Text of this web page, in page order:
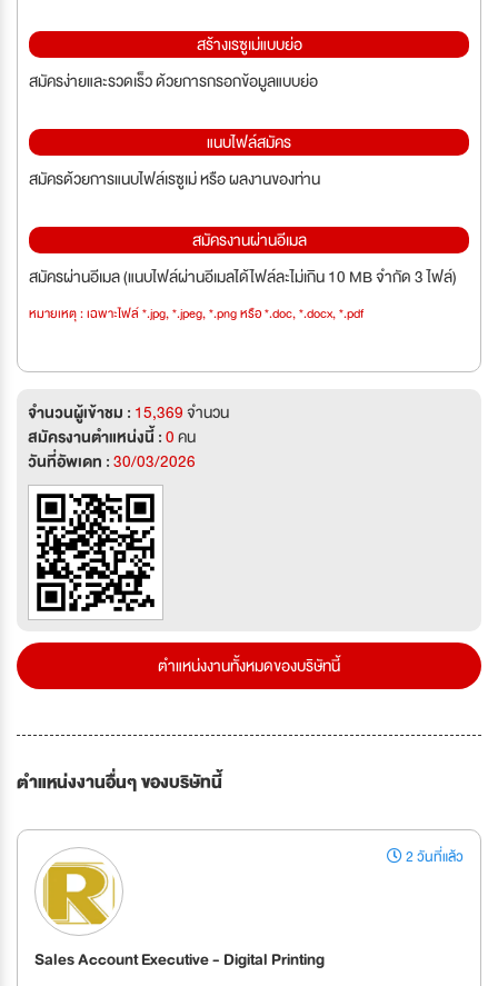
สร้างเรซูเม่แบบย่อ
สมัครง่ายและรวดเร็ว ด้วยการกรอกข้อมูลแบบย่อ
แนบไฟล์สมัคร
สมัครด้วยการแนบไฟล์เรซูเม่ หรือ ผลงานของท่าน
สมัครงานผ่านอีเมล
สมัครผ่านอีเมล (แนบไฟล์ผ่านอีเมลได้ไฟล์ละไม่เกิน 10 MB จำกัด 3 ไฟล์)
หมายเหตุ : เฉพาะไฟล์ *.jpg, *.jpeg, *.png หรือ *.doc, *.docx, *.pdf
จำนวนผู้เข้าชม : 15,369จำนวน
สมัครงานตำแหน่งนี้ :0คน
วันที่อัพเดท :30/03/2026
ตำแหน่งงานทั้งหมดของบริษัทนี้
ตำแหน่งงานอื่นๆ ของบริษัทนี้
2 วันที่แล้ว
Sales Account Executive - Digital Printing